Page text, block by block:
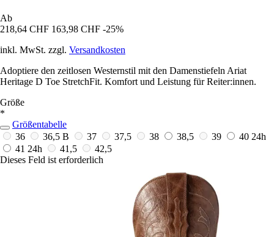
Ab
218,64 CHF 163,98 CHF -25%
inkl. MwSt. zzgl. Versandkosten
Adoptiere den zeitlosen Westernstil mit den Damenstiefeln Ariat
Heritage D Toe StretchFit. Komfort und Leistung für Reiter:innen.
Größe
*
Größentabelle
36
36,5 B 37 37,5 38 38,5 39 40 24h
41 24h 41,5
42,5
Dieses Feld ist erforderlich